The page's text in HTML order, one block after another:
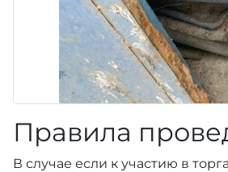
Правила
В случае если к участию в